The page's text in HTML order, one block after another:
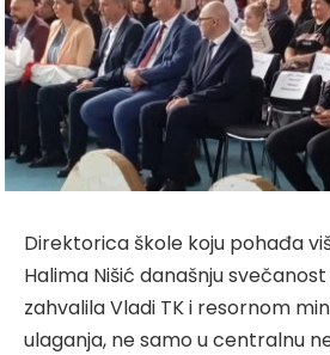
Direktorica škole koju pohađa
Halima Nišić današnju
zahvalila Vladi TK i resornom
ulaganja, ne samo u centralnu